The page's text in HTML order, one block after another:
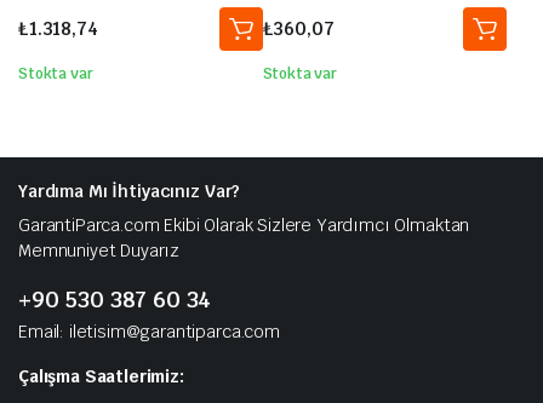
₺1.318,74
Stokta var
₺360,07
Stokta var
Yardıma Mı İhtiyacınız Var?
GarantiParca.com Ekibi Olarak Sizlere Yardımcı Olmaktan
Memnuniyet Duyarız
+90 530 387 60 34
Email: iletisim@garantiparca.com
Çalışma Saatlerimiz: